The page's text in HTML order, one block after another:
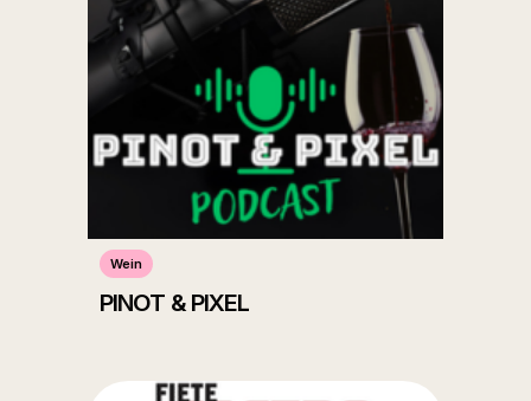
Wein
PINOT & PIXEL